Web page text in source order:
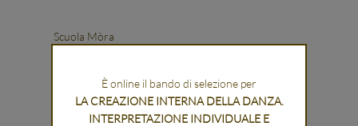
Scuola Mòra
È online il bando di selezione per
LA CREAZIONE INTERNA DELLA DANZA.
INTERPRETAZIONE INDIVIDUALE E